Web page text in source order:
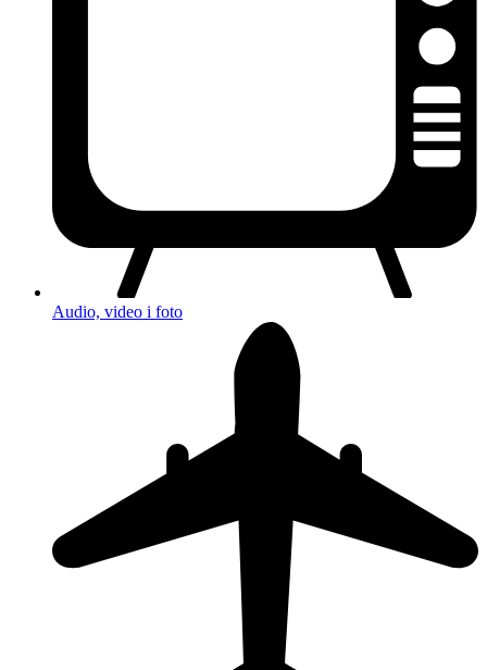
Audio, video i foto